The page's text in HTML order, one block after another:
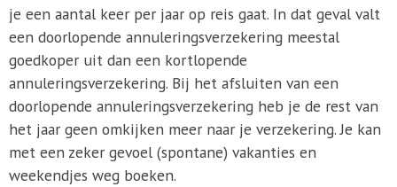
je een aantal keer per jaar op reis gaat. In dat geval valt
een doorlopende annuleringsverzekering meestal
goedkoper uit dan een kortlopende
annuleringsverzekering. Bij het afsluiten van een
doorlopende annuleringsverzekering heb je de rest van
het jaar geen omkijken meer naar je verzekering. Je kan
met een zeker gevoel (spontane) vakanties en
weekendjes weg boeken.